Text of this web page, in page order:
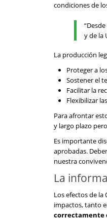
condiciones de
y de la
La producción
Proteger a
Sostener el
Facilitar la
Flexibilizar
Para afrontar
y largo plazo
Es importante
aprobadas.
nuestra
La
Los efectos de la
impactos, tanto
correctamente